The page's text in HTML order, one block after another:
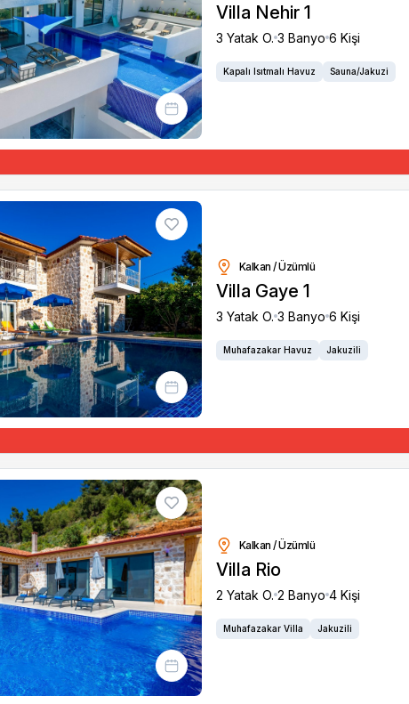
Villa Nehir 1
3 Yatak O. 3 Banyo 6 Kişi
Kapalı Isıtmalı Havuz Sauna/Jakuzi
Kalkan / Üzümlü
Villa Gaye 1
3 Yatak O. 3 Banyo 6 Kişi
Muhafazakar Havuz Jakuzili
Kalkan / Üzümlü
Villa Rio
2 Yatak O. 2 Banyo 4 Kişi
Muhafazakar Villa Jakuzili